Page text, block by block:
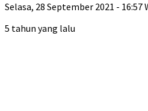
Selasa, 28 September 2021 - 16:57
5 tahun yang lalu